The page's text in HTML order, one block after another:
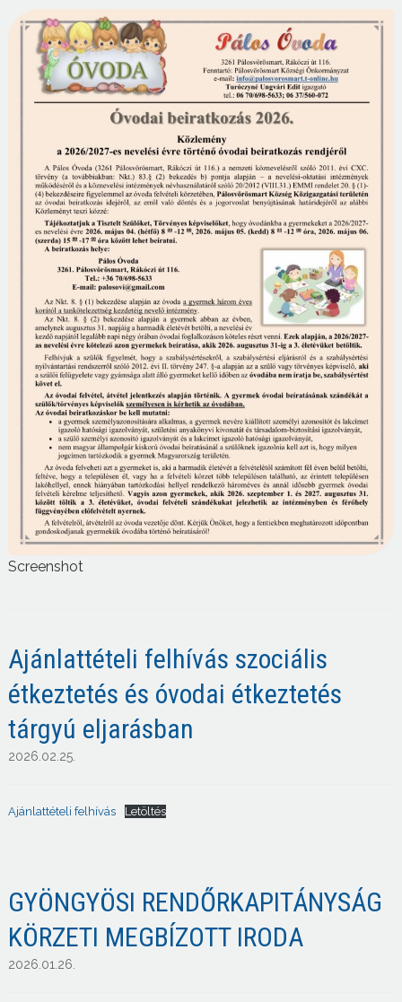
Screenshot
Ajánlattételi felhívás szociális
étkeztetés és óvodai étkeztetés
tárgyú eljarásban
2026.02.25.
Ajánlattételi felhívás Letöltés
GYÖNGYÖSI RENDŐRKAPITÁNYSÁG
KÖRZETI MEGBÍZOTT IRODA
2026.01.26.